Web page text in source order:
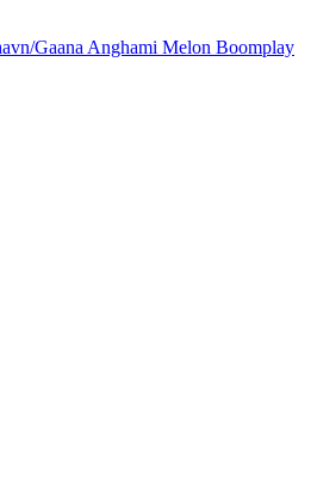
Gaana Anghami Melon Boomplay